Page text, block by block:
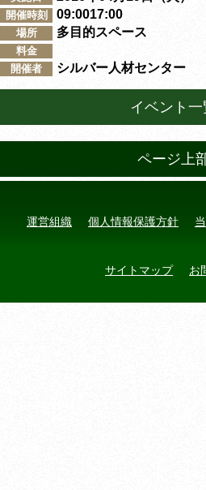
開催時刻 09:0017:00
場所 多目的スペース
料金
開催者
シルバー人材センター
イベント
ページ上
運営組織 個人情報保護方針
サイトマップ お